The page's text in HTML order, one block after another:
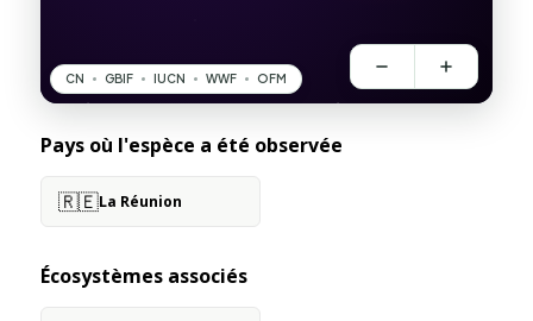
Pays où l'espèce a été observée
🇷🇪La Réunion
Écosystèmes associés